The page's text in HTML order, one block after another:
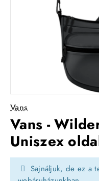
Vans
Vans -
Uniszex
Sajnáljuk, de ez a